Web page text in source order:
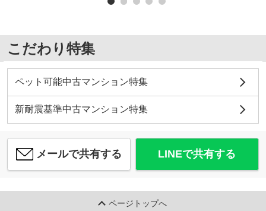
こだわり特集
ペット可能中古マンション特集
新耐震基準中古マンション特集
メールで共有する LINEで共有する
ページトップへ